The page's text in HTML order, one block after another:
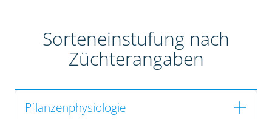
Sorteneinstufung nach
Züchterangaben
Pflanzenphysiologie